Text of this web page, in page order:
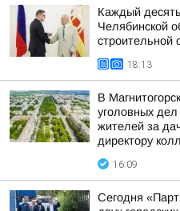
Каждый
Челябинской
строительной
18:13
В
уголовных
жителей за
директору
16:09
Сегодня